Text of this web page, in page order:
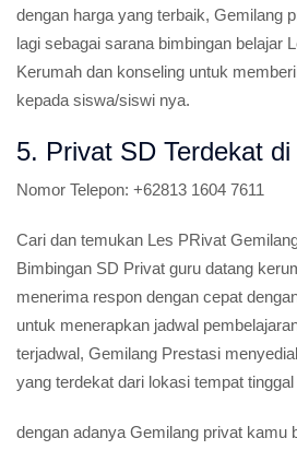
dengan harga yang terbaik, Gemilang
lagi sebagai sarana bimbingan belajar
Kerumah dan konseling untuk
kepada siswa/siswi nya.
5. Privat SD Terdekat
Nomor Telepon: +62813 1604 7611
Cari dan temukan Les PRivat
Bimbingan SD Privat guru datang
menerima respon dengan cepat
untuk menerapkan jadwal
terjadwal, Gemilang Prestasi
yang terdekat dari lokasi tempat tinggal
dengan adanya Gemilang privat kamu